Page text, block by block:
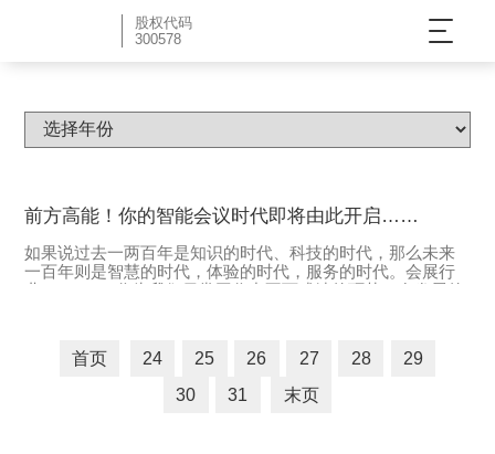
股权代码
300578 公司新闻
前方高能！你的智能会议时代即将由此开启……
如果说过去一两百年是知识的时代、科技的时代，那么未来
一百年则是智慧的时代，体验的时代，服务的时代。会展行
首页 24 25 26 27 28
29
30
31 末页